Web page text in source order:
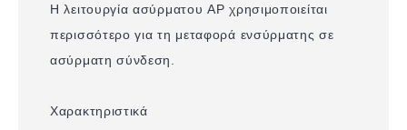
Η λειτουργία ασύρματου AP χρησιμοποιείται
περισσότερο για τη μεταφορά ενσύρματης σε
ασύρματη σύνδεση.
Χαρακτηριστικά